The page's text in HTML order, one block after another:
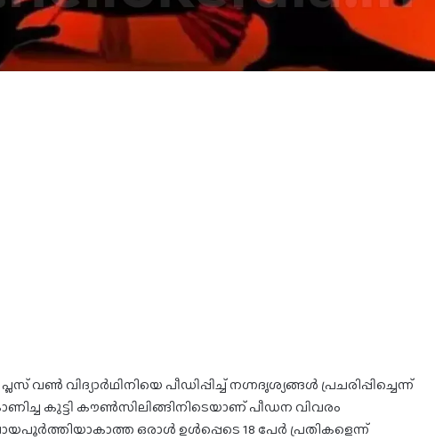
വൺ വിദ്യാർഥിനിയെ പീഡിപ്പിച്ച് നഗ്നദൃശ്യങ്ങൾ പ്രചരിപ്പിച്ചെന്ന്
കുട്ടി കൗൺസിലിങ്ങിനിടെയാണ് പീഡന വിവരം
ഒരാൾ ഉൾപ്പെടെ 18 പേർ പ്രതികളെന്ന്